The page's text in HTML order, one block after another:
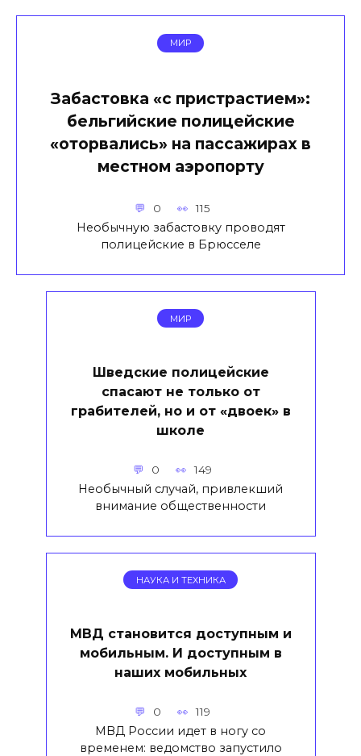
МИР
Забастовка «с пристрастием»:
бельгийские полицейские
«оторвались» на пассажирах в
местном аэропорту
0 115
Необычную забастовку проводят
полицейские в Брюсселе
МИР
Шведские полицейские
спасают не только от
грабителей, но и от «двоек» в
школе
0 149
Необычный случай, привлекший
внимание общественности
НАУКА И ТЕХНИКА
МВД становится доступным и
мобильным. И доступным в
наших мобильных
0 119
МВД России идет в ногу со
временем: ведомство запустило